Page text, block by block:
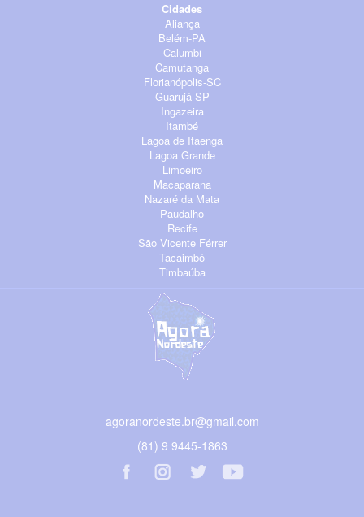
Cidades
Aliança
Belém-PA
Calumbi
Camutanga
Florianópolis-SC
Guarujá-SP
Ingazeira
Itambé
Lagoa de Itaenga
Lagoa Grande
Limoeiro
Macaparana
Nazaré da Mata
Paudalho
Recife
São Vicente Férrer
Tacaimbó
Timbaúba
agoranordeste.br@gmail.com
(81) 9 9445-1863